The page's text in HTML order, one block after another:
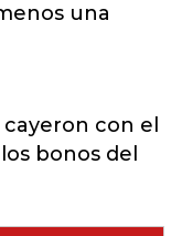
una
con el
bonos del